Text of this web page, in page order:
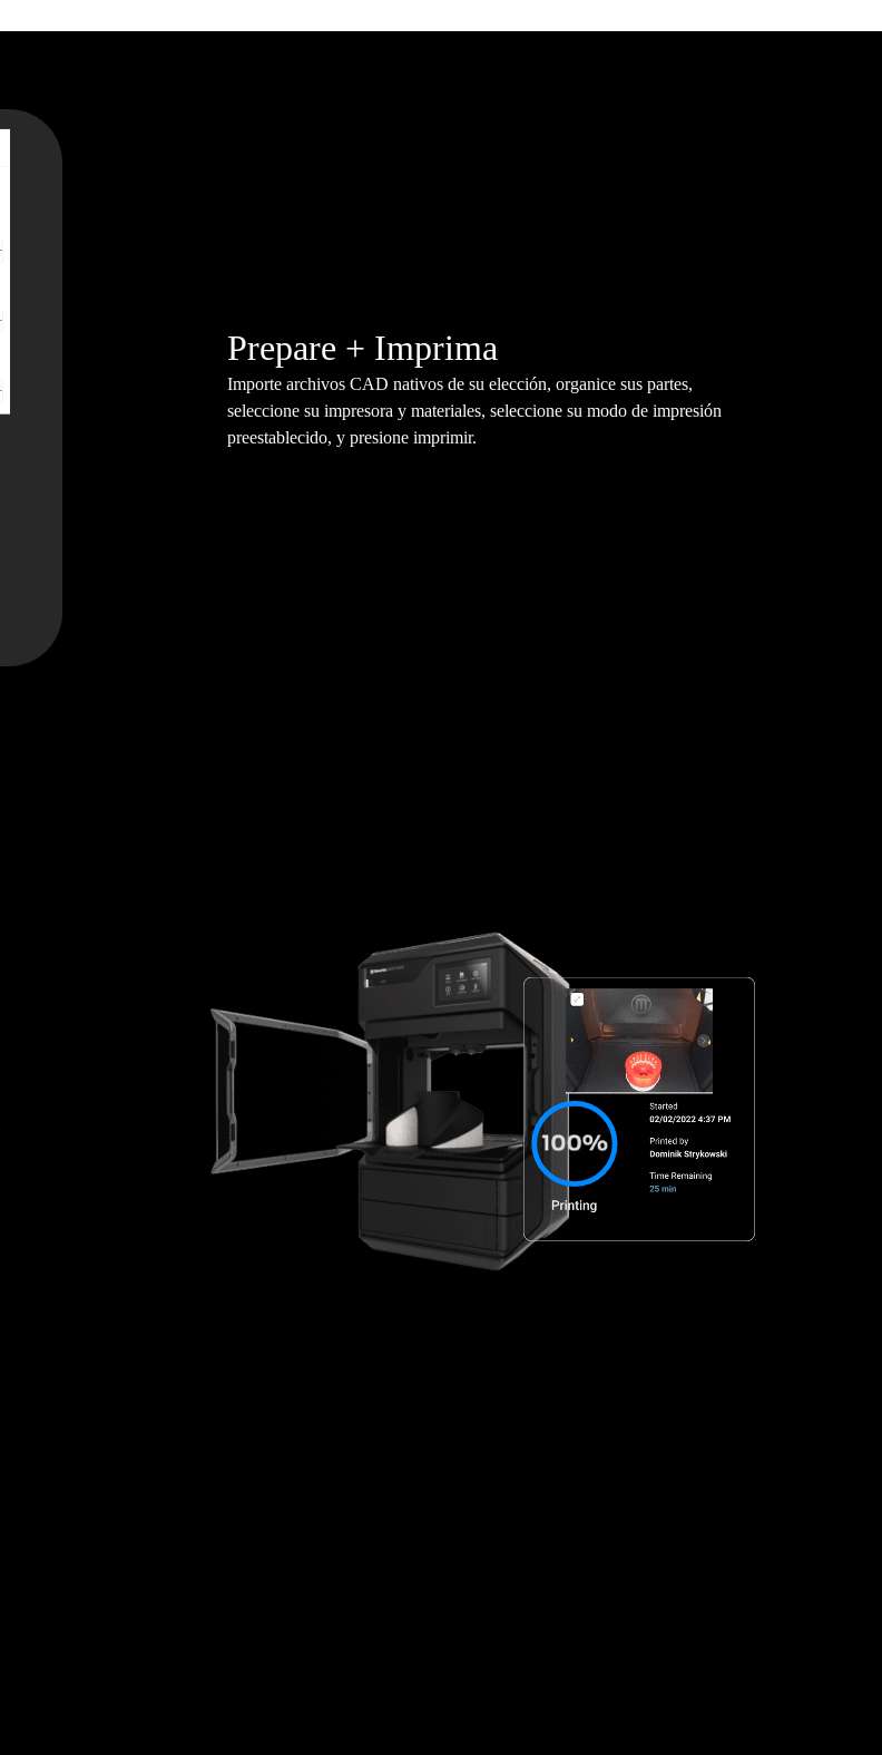
Prepare + Imprima
Importe archivos CAD nativos de su elección, organice sus partes,
seleccione su impresora y materiales, seleccione su modo de impresión
preestablecido, y presione imprimir.